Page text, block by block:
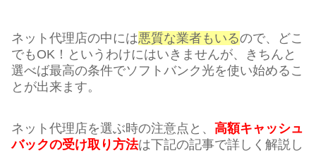
ネット代理店の中には悪質な業者もいるので、どこ
でもOK！というわけにはいきませんが、きちんと
選べば最高の条件でソフトバンク光を使い始めるこ
とが出来ます。
ネット代理店を選ぶ時の注意点と、 高額キャッシュ
バックの受け取り方法は下記の記事で詳しく解説し